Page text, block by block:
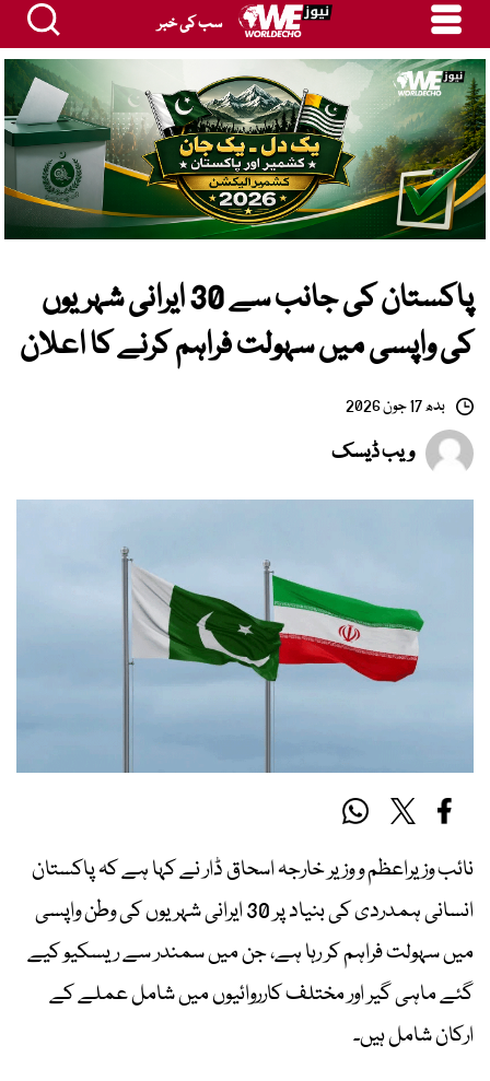
سب کی خبر
پاکستان کی جانب سے 30 ایرانی شہریوں
کی واپسی میں سہولت فراہم کرنے کا اعلان
بدھ 17 جون 2026
ویب ڈیسک
نائب وزیراعظم و وزیر خارجہ اسحاق ڈار نے کہا ہے کہ پاکستان
انسانی ہمدردی کی بنیاد پر 30 ایرانی شہریوں کی وطن واپسی
میں سہولت فراہم کر رہا ہے، جن میں سمندر سے ریسکیو کیے
گئے ماہی گیر اور مختلف کارروائیوں میں شامل عملے کے
ارکان شامل ہیں۔